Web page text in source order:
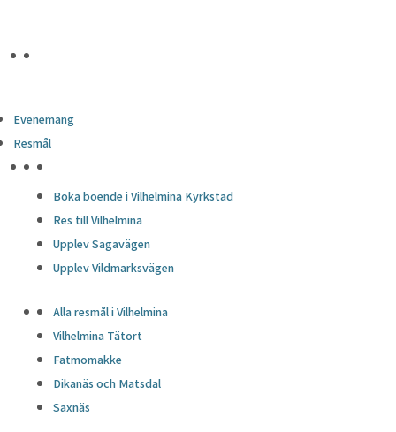
Evenemang
Resmål
Boka boende i Vilhelmina Kyrkstad
Res till Vilhelmina
Upplev Sagavägen
Upplev Vildmarksvägen
Alla resmål i Vilhelmina
Vilhelmina Tätort
Fatmomakke
Dikanäs och Matsdal
Saxnäs